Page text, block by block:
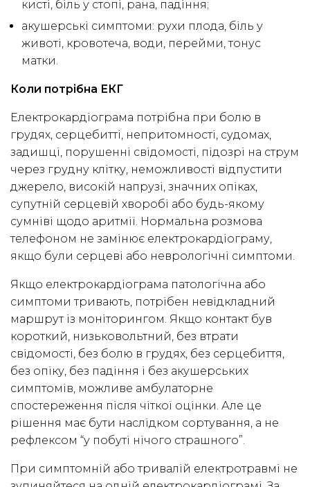
кисті, біль у стопі, рана, падіння;
акушерські симптоми: рухи плода, біль у
животі, кровотеча, води, перейми, тонус
матки.
Коли потрібна ЕКГ
Електрокардіограма потрібна при болю в
грудях, серцебитті, непритомності, судомах,
задишці, порушенні свідомості, підозрі на струм
через грудну клітку, неможливості відпустити
джерело, високій напрузі, значних опіках,
супутній серцевій хворобі або будь-якому
сумніві щодо аритмії. Нормальна розмова
телефоном не замінює електрокардіограму,
якщо були серцеві або неврологічні симптоми.
Якщо електрокардіограма патологічна або
симптоми тривають, потрібен невідкладний
маршрут із моніторингом. Якщо контакт був
короткий, низьковольтний, без втрати
свідомості, без болю в грудях, без серцебиття,
без опіку, без падіння і без акушерських
симптомів, можливе амбулаторне
спостереження після чіткої оцінки. Але це
рішення має бути наслідком сортування, а не
рефлексом “у побуті нічого страшного”.
При симптомній або тривалій електротравмі не